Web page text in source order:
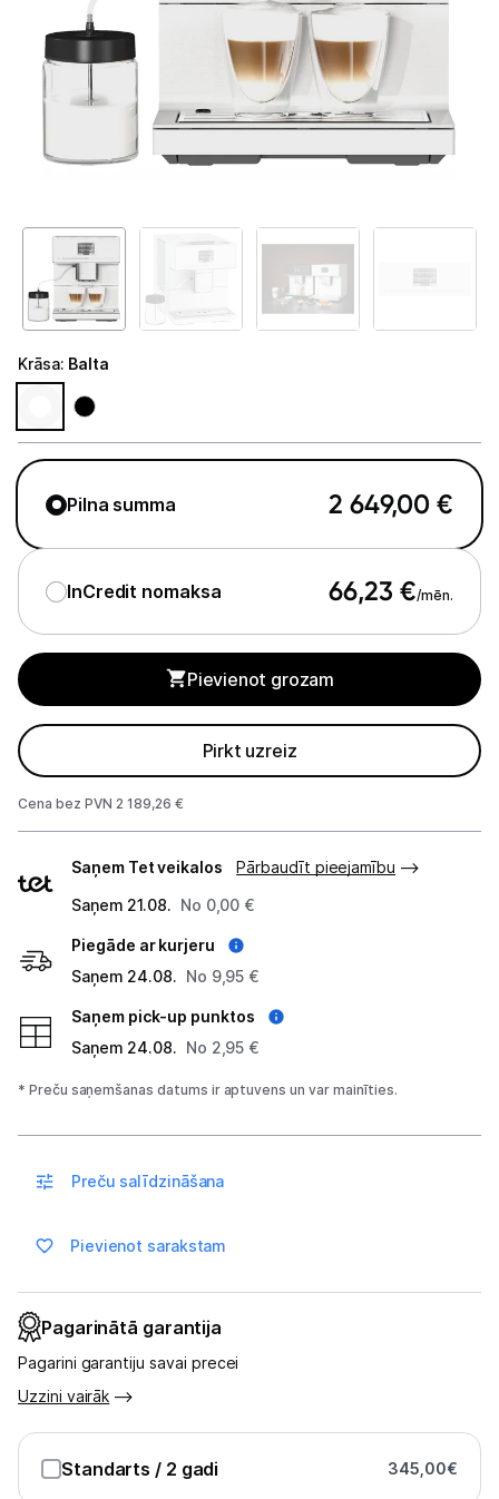
Telefoni, planšetdatori
Viedierīces
Sadzīves tehnika
Lielā tehnika
Mazā tehnika
Kafijas pagatavošana
Kafijas automāti
Kafijas automātu aksesuāri
Apkopes produkti
Mazā virtuves tehnika
Klimata iekārtas
Apģērbu kopšana
Skaistumkopšana
Sports un atpūta
Ražotāju atjaunota tehnika
Blogs
Tehnikas izvešana
Uzņēmumiem
Tet pakalpojumi
Krāsa: Balta
Pilna summa 2 649,00 €
InCredit nomaksa 66,23 €/mēn.
Pievienot grozam
Pirkt uzreiz
Cena bez PVN 2 189,26 €
veidi
Saņem Tet veikalos
Pārbaudīt pieejamību
Saņem 21.08. No 0,00 €
Piegāde ar kurjeru
Saņem 24.08. No 9,95 €
Saņem pick-up punktos
Saņem 24.08. No 2,95 €
* Preču saņemšanas datums ir aptuvens un var mainīties.
Preču salīdzināšana
Pievienot sarakstam
Pagarinātā garantija
Pagarini garantiju savai precei
Uzzini vairāk
Standarts / 2 gadi 345,00€